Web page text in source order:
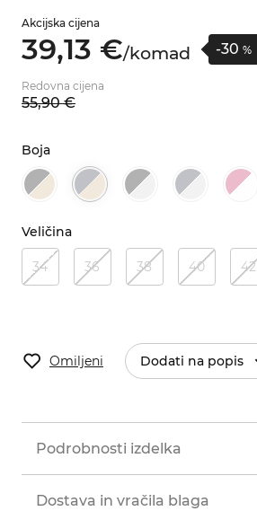
Akcijska cijena
39,13 €/komad -30 %
Redovna cijena
55,90 €
Boja
Veličina
34 36 38 40 42
Omiljeni Dodati na popis
Podrobnosti izdelka
Dostava in vračila blaga